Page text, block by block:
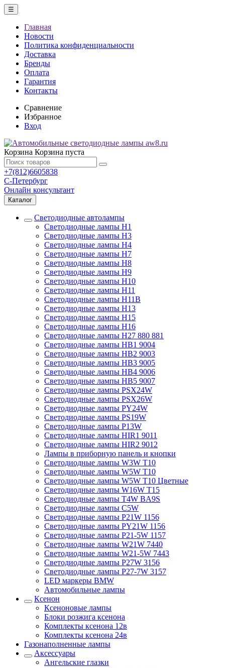
☰
Главная
Новости
Политика конфиденциальности
Доставка
Бренды
Оплата
Гарантия
Контакты
Сравнение
Избранное
Вход
Корзина Корзина пуста
+7(812)6605838
С-Петербург
Онлайн консультант
Каталог
Светодиодные автолампы
Светодиодные лампы H1
Светодиодные лампы H3
Светодиодные лампы H4
Светодиодные лампы H7
Светодиодные лампы H8
Светодиодные лампы H9
Светодиодные лампы H10
Светодиодные лампы H11
Светодиодные лампы H11B
Светодиодные лампы H13
Светодиодные лампы H15
Светодиодные лампы H16
Светодиодные лампы H27 880 881
Светодиодные лампы HB1 9004
Светодиодные лампы HB2 9003
Светодиодные лампы HB3 9005
Светодиодные лампы HB4 9006
Светодиодные лампы HB5 9007
Светодиодные лампы PSX24W
Светодиодные лампы PSX26W
Светодиодные лампы PY24W
Светодиодные лампы PS19W
Светодиодные лампы P13W
Светодиодные лампы HIR1 9011
Светодиодные лампы HIR2 9012
Лампы в приборную панель и кнопки
Светодиодные лампы W3W T10
Светодиодные лампы W5W T10
Светодиодные лампы W5W T10 Цветные
Светодиодные лампы W16W T15
Светодиодные лампы T4W BA9S
Светодиодные лампы C5W
Светодиодные лампы P21W 1156
Светодиодные лампы PY21W 1156
Светодиодные лампы P21-5W 1157
Светодиодные лампы W21W 7440
Светодиодные лампы W21-5W 7443
Светодиодные лампы P27W 3156
Светодиодные лампы P27-7W 3157
LED маркеры BMW
Автомобильные лампы
Ксенон
Ксеноновые лампы
Блоки розжига ксенона
Комплекты ксенона 12в
Комплекты ксенона 24в
Газонаполненные лампы
Аксессуары
Ангельские глазки